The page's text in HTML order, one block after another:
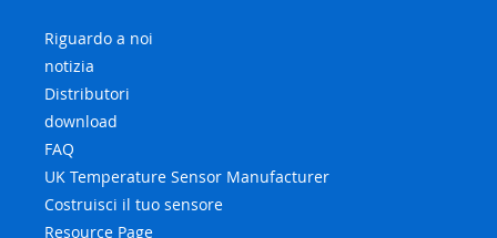
Riguardo a noi
notizia
Distributori
download
FAQ
UK Temperature Sensor Manufacturer
Costruisci il tuo sensore
Resource Page